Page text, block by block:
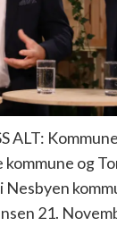
ALT:
kommune og
21.